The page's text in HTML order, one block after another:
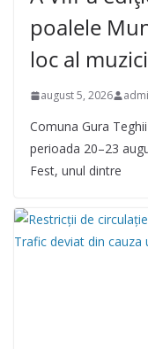
poalele
loc al
august 5, 2026
Comuna Gura
perioada 20–23
Fest, unul dintre